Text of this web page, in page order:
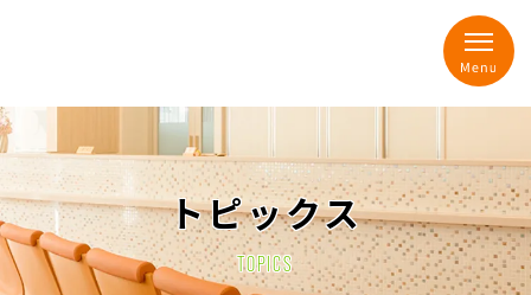
トピックス
TOPICS